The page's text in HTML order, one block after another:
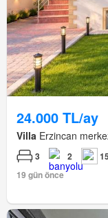
24.000 TL/ay
Villa Erzincan
3 2
19 gün önce